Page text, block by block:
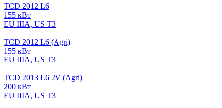
TCD 2012 L6
155 кВт
EU IIIA, US T3
TCD 2012 L6 (Agri)
155 кВт
EU IIIA, US T3
TCD 2013 L6 2V (Agri)
200 кВт
EU IIIA, US T3